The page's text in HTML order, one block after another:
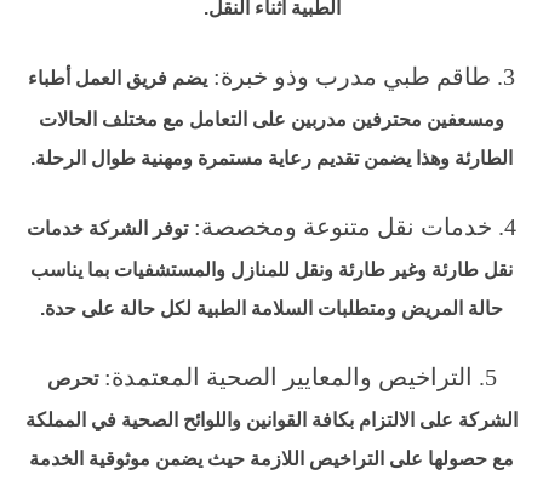
الطبية أثناء النقل.
3. طاقم طبي مدرب وذو خبرة:
يضم فريق العمل أطباء
ومسعفين محترفين مدربين على التعامل مع مختلف الحالات
الطارئة وهذا يضمن تقديم رعاية مستمرة ومهنية طوال الرحلة.
4. خدمات نقل متنوعة ومخصصة:
توفر الشركة خدمات
نقل طارئة وغير طارئة ونقل للمنازل والمستشفيات بما يناسب
حالة المريض ومتطلبات السلامة الطبية لكل حالة على حدة.
5. التراخيص والمعايير الصحية المعتمدة:
تحرص
الشركة على الالتزام بكافة القوانين واللوائح الصحية في المملكة
مع حصولها على التراخيص اللازمة حيث يضمن موثوقية الخدمة